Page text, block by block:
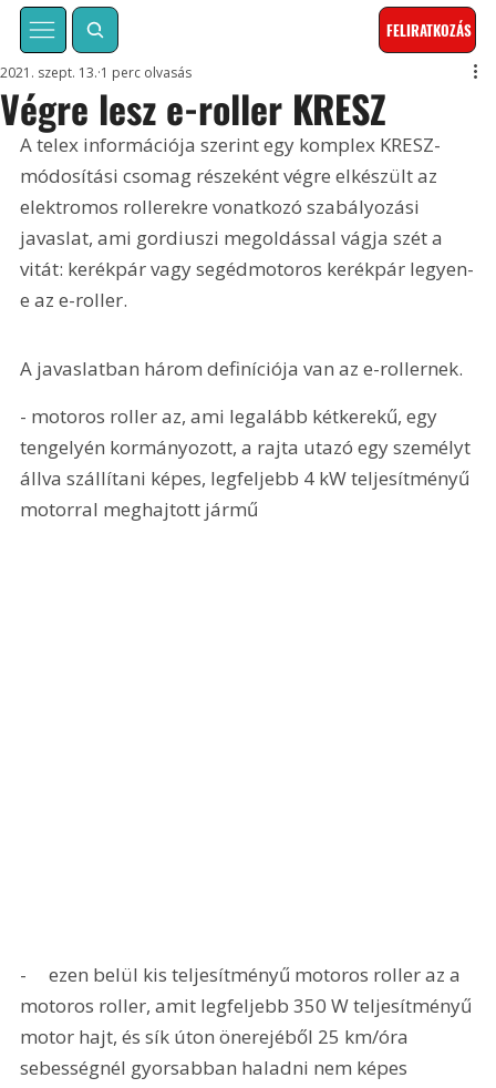
FELIRATKOZÁS
Végre lesz e-roller KRESZ
2021. szept. 13. 1 perc olvasás
A telex információja szerint egy komplex KRESZ-
módosítási csomag részeként végre elkészült az
elektromos rollerekre vonatkozó szabályozási
javaslat, ami gordiuszi megoldással vágja szét a
vitát: kerékpár vagy segédmotoros kerékpár legyen-
e az e-roller.
A javaslatban három definíciója van az e-rollernek.
- motoros roller az, ami legalább kétkerekű, egy
tengelyén kormányozott, a rajta utazó egy személyt
állva szállítani képes, legfeljebb 4 kW teljesítményű
motorral meghajtott jármű
-     ezen belül kis teljesítményű motoros roller az a
motoros roller, amit legfeljebb 350 W teljesítményű
motor hajt, és sík úton önerejéből 25 km/óra
sebességnél gyorsabban haladni nem képes